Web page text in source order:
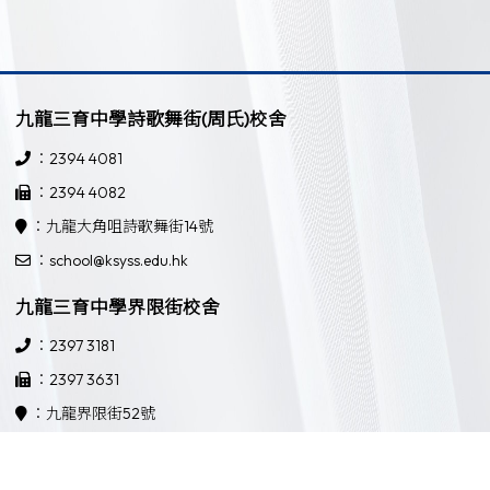
九龍三育中學詩歌舞街(周氏)校舍
：2394 4081
：2394 4082
：九龍大角咀詩歌舞街14號
：school@ksyss.edu.hk
九龍三育中學界限街校舍
：2397 3181
：2397 3631
：九龍界限街52號